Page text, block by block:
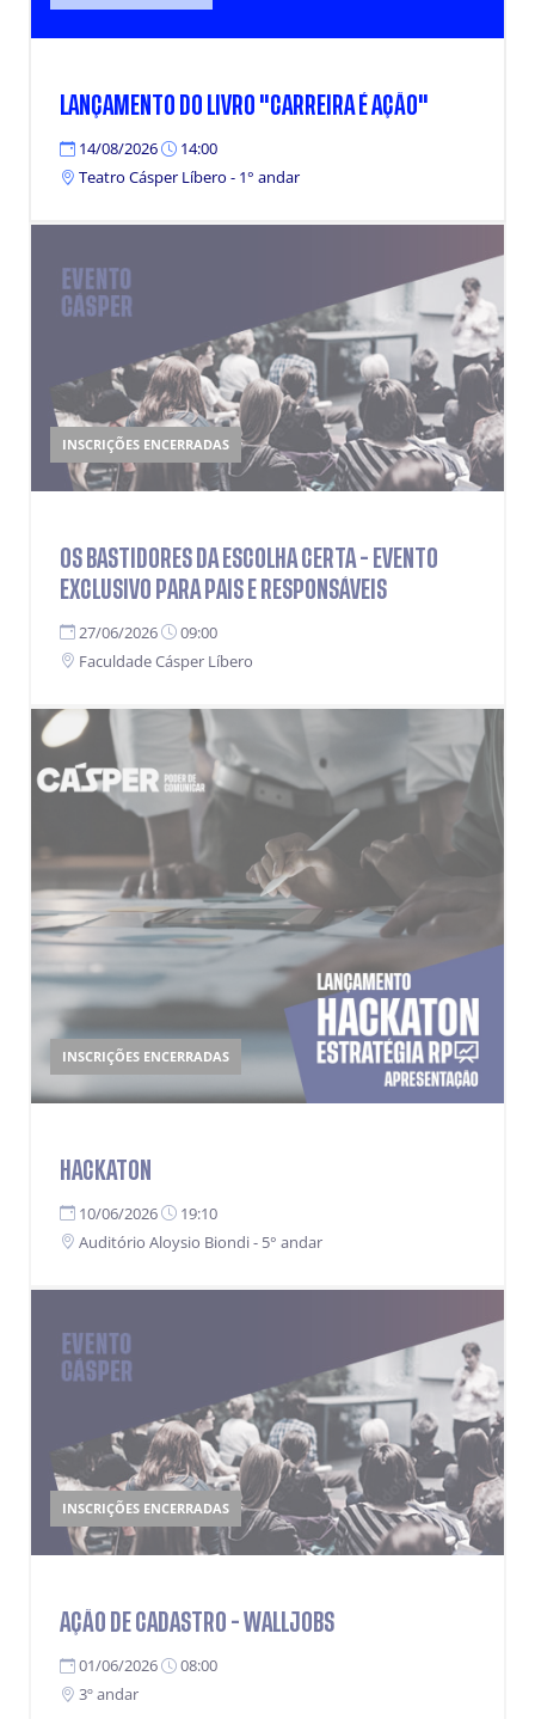
LANÇAMENTO DO LIVRO "CARREIRA É AÇÃO"
14/08/2026
14:00
Teatro Cásper Líbero - 1° andar
INSCRIÇÕES ENCERRADAS
OS BASTIDORES DA ESCOLHA CERTA - EVENTO
EXCLUSIVO PARA PAIS E RESPONSÁVEIS
27/06/2026
09:00
Faculdade Cásper Líbero
INSCRIÇÕES ENCERRADAS
HACKATON
10/06/2026
19:10
Auditório Aloysio Biondi - 5° andar
INSCRIÇÕES ENCERRADAS
AÇÃO DE CADASTRO - WALLJOBS
01/06/2026
08:00
3º andar